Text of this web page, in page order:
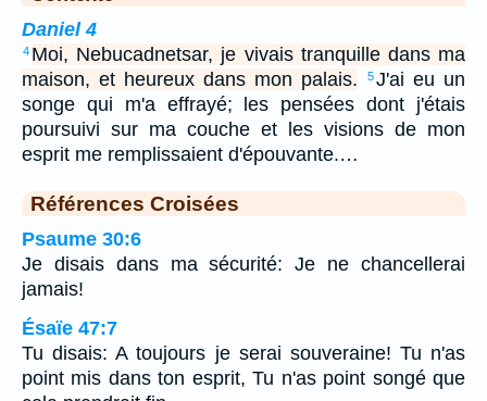
Daniel 4
4 Moi, Nebucadnetsar, je vivais tranquille dans ma
maison, et heureux dans mon palais.
5J'ai eu un
songe qui m'a effrayé; les pensées dont j'étais
poursuivi sur ma couche et les visions de mon
esprit me remplissaient d'épouvante.…
Références Croisées
Psaume 30:6
Je disais dans ma sécurité: Je ne chancellerai
jamais!
Ésaïe 47:7
Tu disais: A toujours je serai souveraine! Tu n'as
point mis dans ton esprit, Tu n'as point songé que